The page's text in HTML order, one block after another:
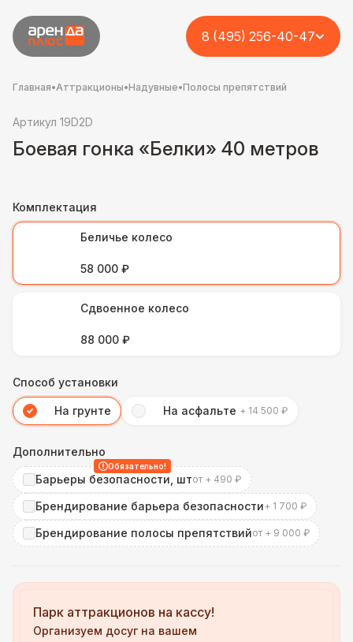
8 (495) 256-40-47
Главная•Аттракционы•Надувные•Полосы препятствий
Артикул 19D2D
Боевая гонка «Белки» 40 метров
Комплектация
Беличье колесо
58 000 ₽
Сдвоенное колесо
88 000 ₽
Способ установки
На грунте На асфальте + 14 500 ₽
Дополнительно
Обязательно!
Барьеры безопасности, штот + 490 ₽
Брендирование барьера безопасности+ 1 700 ₽
Брендирование полосы препятствийот + 9 000 ₽
Парк аттракционов на кассу!
Организуем досуг на вашем